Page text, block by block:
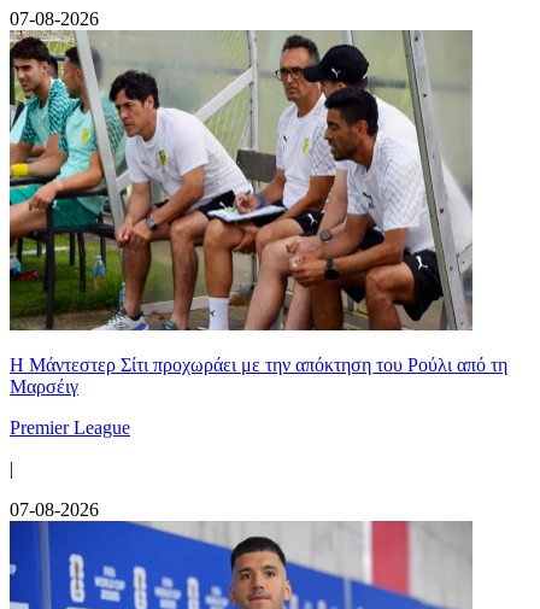
07-08-2026
Η Μάντεστερ Σίτι προχωράει με την απόκτηση του Ρούλι από τη
Μαρσέιγ
Premier League
|
07-08-2026